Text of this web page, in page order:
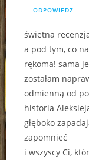
ODPOWIEDZ
świetna
a pod tym, co
rękoma! sama
zostałam
odmienną od
historia
głęboko
zapomnieć
i wszyscy Ci,